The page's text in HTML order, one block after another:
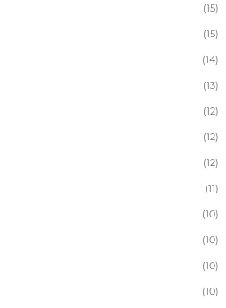
(15)
(15)
(14)
(13)
(12)
(12)
(12)
(11)
(10)
(10)
(10)
(10)